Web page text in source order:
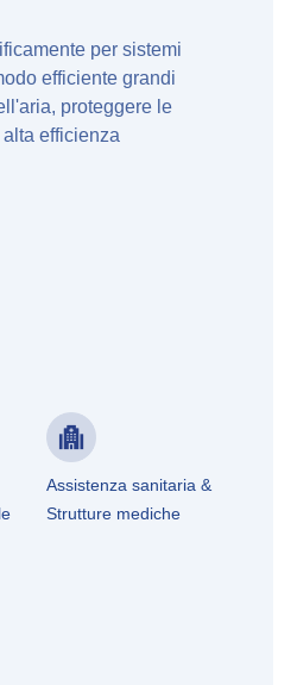
per sistemi
efficiente grandi
proteggere le
efficienza
Assistenza sanitaria &
Strutture mediche